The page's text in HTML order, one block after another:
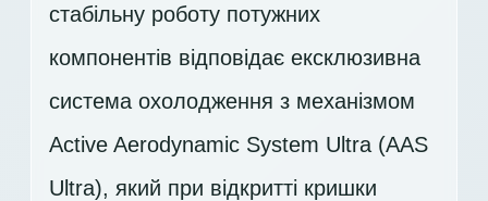
стабільну роботу потужних
компонентів відповідає ексклюзивна
система охолодження з механізмом
Active Aerodynamic System Ultra (AAS
Ultra), який при відкритті кришки